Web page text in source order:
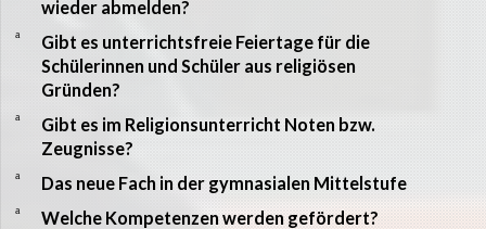
wieder abmelden?
a
Gibt es unterrichtsfreie Feiertage für die
Schülerinnen und Schüler aus religiösen
Gründen?
a
Gibt es im Religionsunterricht Noten bzw.
Zeugnisse?
a Das neue Fach in der gymnasialen Mittelstufe
a Welche Kompetenzen werden gefördert?